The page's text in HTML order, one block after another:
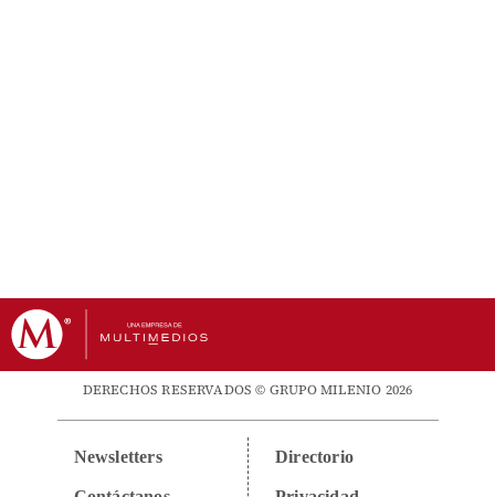
DERECHOS RESERVADOS © GRUPO MILENIO 2026
Newsletters Directorio